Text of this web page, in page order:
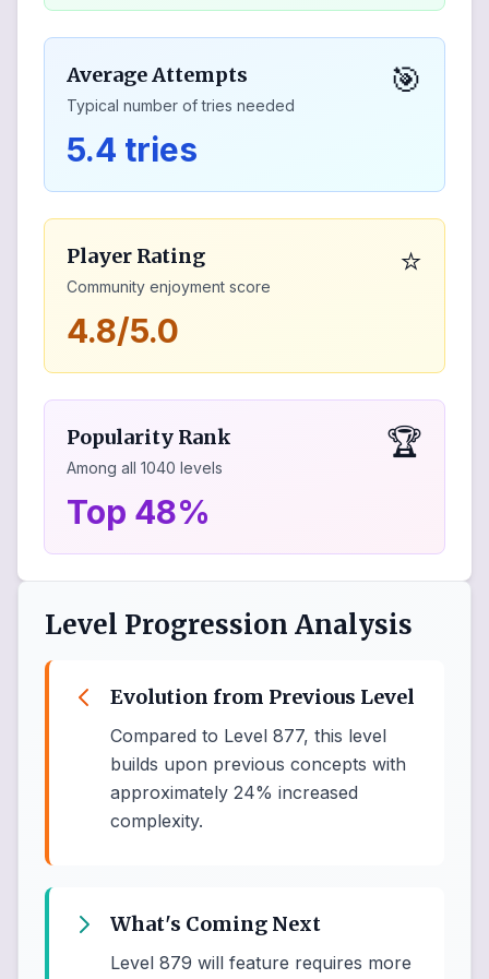
Average Attempts
Typical number of tries needed
🎯
5.4 tries
Player Rating
Community enjoyment score
⭐
4.8/5.0
Popularity Rank
Among all 1040 levels
🏆
Top 48%
Level Progression Analysis
Evolution from Previous Level
Compared to Level 877, this level
builds upon previous concepts with
approximately 24% increased
complexity.
What's Coming Next
Level 879 will feature requires more